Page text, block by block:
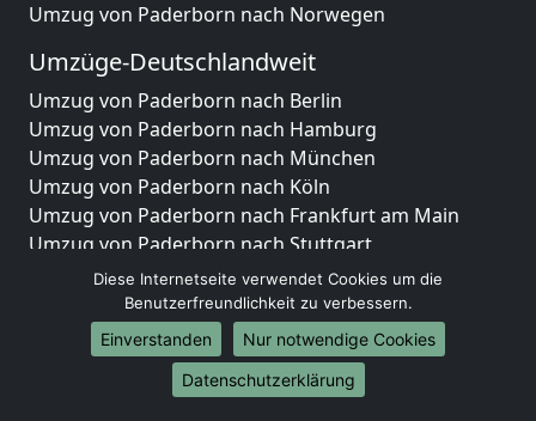
Umzug von Paderborn nach Norwegen
Umzüge-Deutschlandweit
Umzug von Paderborn nach Berlin
Umzug von Paderborn nach Hamburg
Umzug von Paderborn nach München
Umzug von Paderborn nach Köln
Umzug von Paderborn nach Frankfurt am Main
Umzug von Paderborn nach Stuttgart
Umzug von Paderborn nach Düsseldorf
Umzug von Paderborn nach Leipzig
Umzug von Paderborn nach Dortmund
Umzug von Paderborn nach Essen
Umzug von Paderborn nach Bremen
Diese Internetseite verwendet Cookies um die
Benutzerfreundlichkeit zu verbessern.
Einverstanden
Nur notwendige Cookies
Datenschutzerklärung